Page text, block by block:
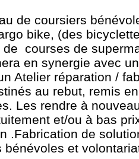
de coursiers
bike, (des
de courses de
en synergie avec
Atelier réparation /
au rebut, remis
Les rendre à
et/ou à bas
.Fabrication de
bénévoles et